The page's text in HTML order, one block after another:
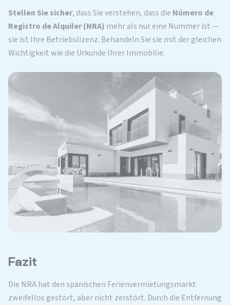
Stellen Sie sicher, dass Sie verstehen, dass die Número de
Registro de Alquiler (NRA) mehr als nur eine Nummer ist —
sie ist Ihre Betriebslizenz. Behandeln Sie sie mit der gleichen
Wichtigkeit wie die Urkunde Ihrer Immobilie.
Fazit
Die NRA hat den spanischen Ferienvermietungsmarkt
zweifellos gestört, aber nicht zerstört. Durch die Entfernung